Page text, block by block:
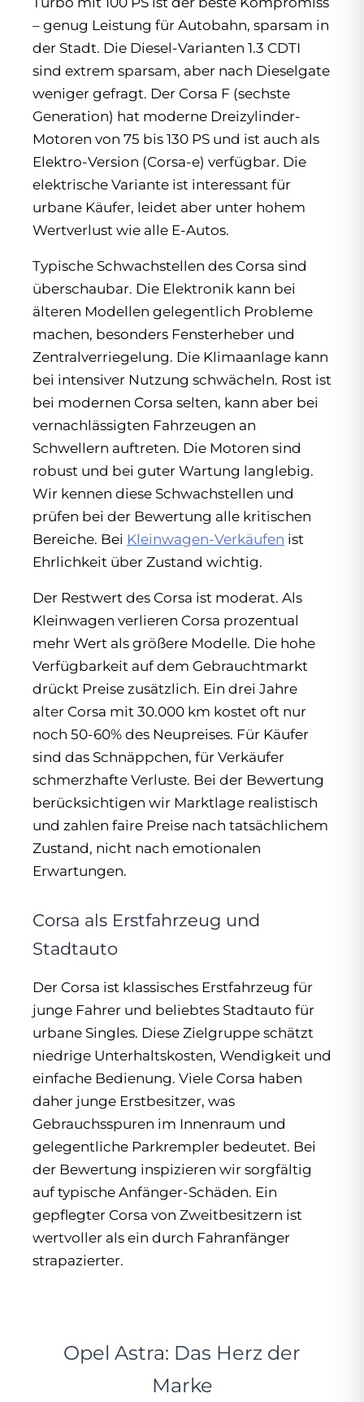
– genug Leistung für Autobahn, sparsam in
der Stadt. Die Diesel-Varianten 1.3 CDTI
sind extrem sparsam, aber nach Dieselgate
weniger gefragt. Der Corsa F (sechste
Generation) hat moderne Dreizylinder-
Motoren von 75 bis 130 PS und ist auch als
Elektro-Version (Corsa-e) verfügbar. Die
elektrische Variante ist interessant für
urbane Käufer, leidet aber unter hohem
Wertverlust wie alle E-Autos.
Typische Schwachstellen des Corsa sind
überschaubar. Die Elektronik kann bei
älteren Modellen gelegentlich Probleme
machen, besonders Fensterheber und
Zentralverriegelung. Die Klimaanlage kann
bei intensiver Nutzung schwächeln. Rost ist
bei modernen Corsa selten, kann aber bei
vernachlässigten Fahrzeugen an
Schwellern auftreten. Die Motoren sind
robust und bei guter Wartung langlebig.
Wir kennen diese Schwachstellen und
prüfen bei der Bewertung alle kritischen
Bereiche. Bei Kleinwagen-Verkäufen ist
Ehrlichkeit über Zustand wichtig.
Der Restwert des Corsa ist moderat. Als
Kleinwagen verlieren Corsa prozentual
mehr Wert als größere Modelle. Die hohe
Verfügbarkeit auf dem Gebrauchtmarkt
drückt Preise zusätzlich. Ein drei Jahre
alter Corsa mit 30.000 km kostet oft nur
noch 50-60% des Neupreises. Für Käufer
sind das Schnäppchen, für Verkäufer
schmerzhafte Verluste. Bei der Bewertung
berücksichtigen wir Marktlage realistisch
und zahlen faire Preise nach tatsächlichem
Zustand, nicht nach emotionalen
Erwartungen.
Corsa als Erstfahrzeug und
Stadtauto
Der Corsa ist klassisches Erstfahrzeug für
junge Fahrer und beliebtes Stadtauto für
urbane Singles. Diese Zielgruppe schätzt
niedrige Unterhaltskosten, Wendigkeit und
einfache Bedienung. Viele Corsa haben
daher junge Erstbesitzer, was
Gebrauchsspuren im Innenraum und
gelegentliche Parkrempler bedeutet. Bei
der Bewertung inspizieren wir sorgfältig
auf typische Anfänger-Schäden. Ein
gepflegter Corsa von Zweitbesitzern ist
wertvoller als ein durch Fahranfänger
strapazierter.
Opel Astra: Das Herz der
Marke